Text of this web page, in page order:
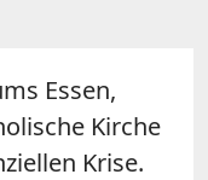
Essen,
Kirche
Krise.